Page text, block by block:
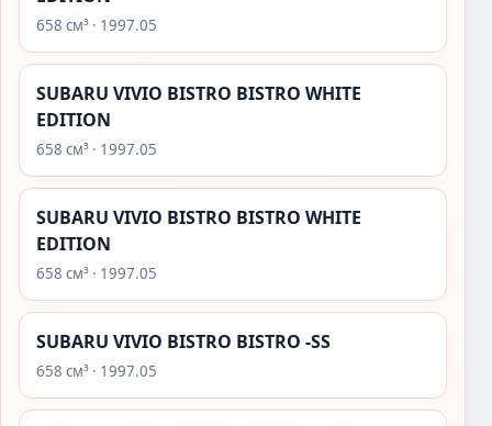
658 см³ · 1997.05
SUBARU VIVIO BISTRO BISTRO WHITE
EDITION
658 см³ · 1997.05
SUBARU VIVIO BISTRO BISTRO WHITE
EDITION
658 см³ · 1997.05
SUBARU VIVIO BISTRO BISTRO -SS
658 см³ · 1997.05